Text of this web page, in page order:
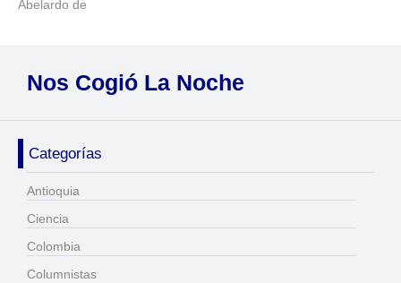
Abelardo de
Nos Cogió La Noche
Categorías
Antioquia
Ciencia
Colombia
Columnistas